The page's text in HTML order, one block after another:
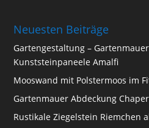
Neuesten Beiträge
Gartengestaltung –
Kunststeinpaneele Amalfi
Mooswand mit Polstermoos im
Gartenmauer Abdeckung
Rustikale Ziegelstein Riemchen